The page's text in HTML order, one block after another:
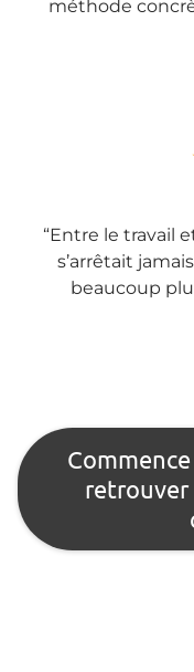
méthode
“Entre le travail
s’arrêtait
beaucoup
retrouver